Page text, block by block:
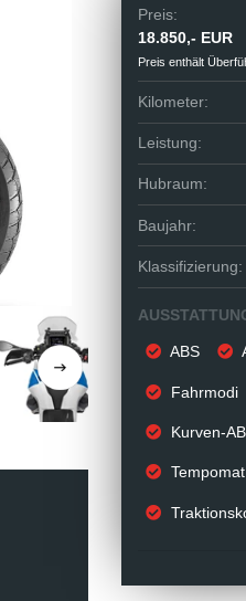
Preis:
18.850,- EUR
Preis enthält
Kilometer:
Leistung:
Hubraum:
Baujahr:
Klassifizierung:
ABS
Fahrmodi
Kurven-
Tempomat